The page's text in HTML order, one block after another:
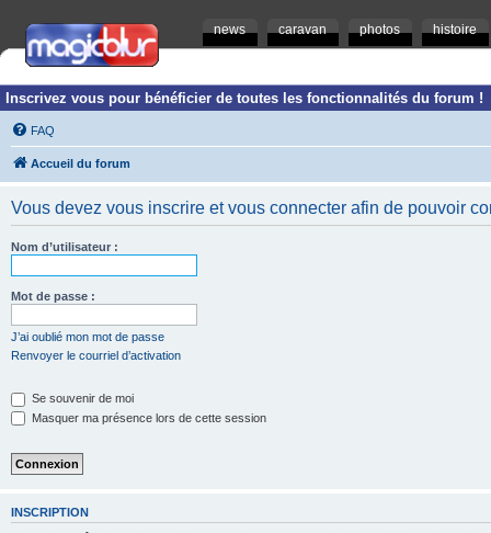
news caravan photos histoire
Inscrivez vous pour bénéficier de toutes les fonctionnalités du forum !
FAQ
Accueil du forum
Vous devez vous inscrire et vous connecter afin de pouvoir
Nom d’utilisateur :
Mot de passe :
J’ai oublié mon mot de passe
Renvoyer le courriel d’activation
Se souvenir de moi
Masquer ma présence lors de cette session
INSCRIPTION